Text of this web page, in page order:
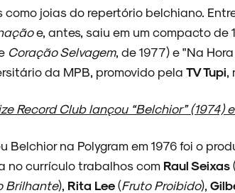
joias do repertório belchiano.
e, antes, saiu em um compacto de
Coração Selvagem, de 1977) e "Na
da MPB, promovido pela TV Tupi
Record Club lançou “Belchior” (1974)
Belchior na Polygram em 1976 foi o
no currículo trabalhos com Raul Seixas
Brilhante), Rita Lee(Fruto Proibido),